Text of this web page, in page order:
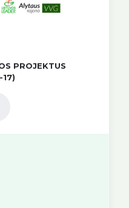
PROJEKTUS
17)